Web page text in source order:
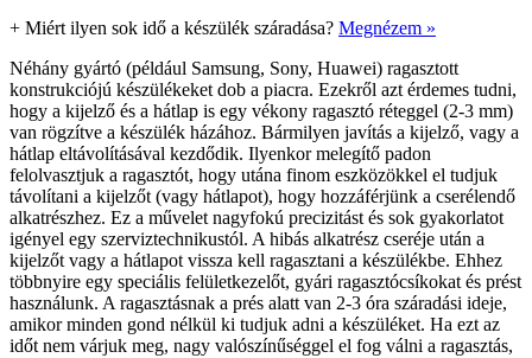
+ Miért ilyen sok idő a készülék száradása? Megnézem »
Néhány gyártó (például Samsung, Sony, Huawei) ragasztott
konstrukciójú készülékeket dob a piacra. Ezekről azt érdemes tudni,
hogy a kijelző és a hátlap is egy vékony ragasztó réteggel (2-3 mm)
van rögzítve a készülék házához. Bármilyen javítás a kijelző, vagy a
hátlap eltávolításával kezdődik. Ilyenkor melegítő padon
felolvasztjuk a ragasztót, hogy utána finom eszközökkel el tudjuk
távolítani a kijelzőt (vagy hátlapot), hogy hozzáférjünk a cserélendő
alkatrészhez. Ez a művelet nagyfokú precizitást és sok gyakorlatot
igényel egy szerviztechnikustól. A hibás alkatrész cseréje után a
kijelzőt vagy a hátlapot vissza kell ragasztani a készülékbe. Ehhez
többnyire egy speciális felületkezelőt, gyári ragasztócsíkokat és prést
használunk. A ragasztásnak a prés alatt van 2-3 óra száradási ideje,
amikor minden gond nélkül ki tudjuk adni a készüléket. Ha ezt az
időt nem várjuk meg, nagy valószínűséggel el fog válni a ragasztás,